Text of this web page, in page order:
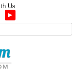
Us
▶